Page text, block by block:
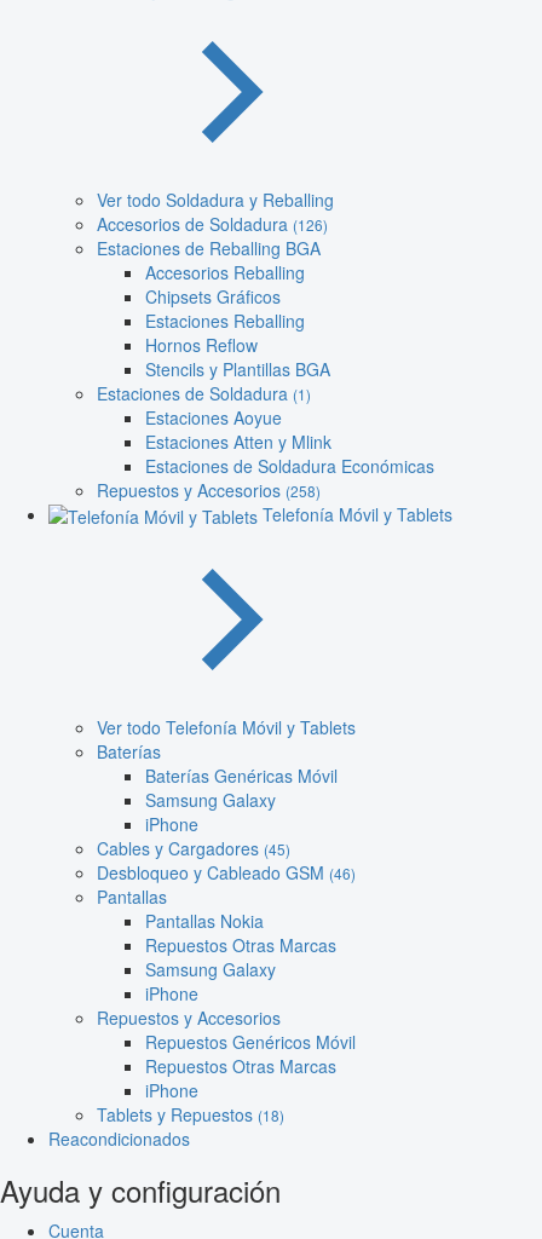
Ver todo Soldadura y Reballing
Accesorios de Soldadura (126)
Estaciones de Reballing BGA
Accesorios Reballing
Chipsets Gráficos
Estaciones Reballing
Hornos Reflow
Stencils y Plantillas BGA
Estaciones de Soldadura (1)
Estaciones Aoyue
Estaciones Atten y Mlink
Estaciones de Soldadura Económicas
Repuestos y Accesorios (258)
Telefonía Móvil y Tablets
Ver todo Telefonía Móvil y Tablets
Baterías
Baterías Genéricas Móvil
Samsung Galaxy
iPhone
Cables y Cargadores (45)
Desbloqueo y Cableado GSM (46)
Pantallas
Pantallas Nokia
Repuestos Otras Marcas
Samsung Galaxy
iPhone
Repuestos y Accesorios
Repuestos Genéricos Móvil
Repuestos Otras Marcas
iPhone
Tablets y Repuestos (18)
Reacondicionados
Ayuda y configuración
Cuenta